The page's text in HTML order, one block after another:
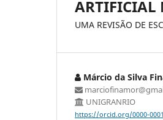
ARTIFICIAL
UMA REVISÃO DE
Márcio da Silva
UNIGRANRIO
https://orcid.org/0000-